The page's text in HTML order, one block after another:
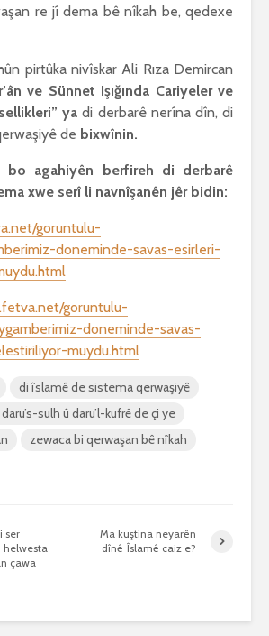
re jî dema bê nîkah be, qedexe
pirtûka nivîskar Ali Rıza Demircan
ve Sünnet Işığında Cariyeler ve
” yadi derbarê nerîna dîn, di
de bixwînin.
agahiyên berfireh di derbarê
xwe serî li navnîşanên jêr bidin:
goruntulu-
doneminde-savas-esirleri-
goruntulu-
doneminde-savas-
muydu.html
di îslamê de sistema qerwaşiyê
sulh û daru’l-kufrê de çi ye
zewaca bi qerwaşan bê nîkah
ser
helwesta
çawa
Ma kuştina neyarên
dînê Îslamê caiz e?